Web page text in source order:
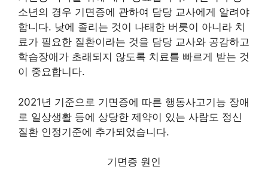
소년의 경우 기면증에 관하여 담당 교사에게 알려야
합니다. 낮에 졸리는 것이 나태한 버릇이 아니라 치
료가 필요한 질환이라는 것을 담당 교사와 공감하고
학습장애가 초래되지 않도록 치료를 빠르게 받는 것
이 중요합니다.
2021년 기준으로 기면증에 따른 행동사고기능 장애
로 일상생활 등에 상당한 제약이 있는 사람도 정신
질환 인정기준에 추가되었습니다.
기면증 원인